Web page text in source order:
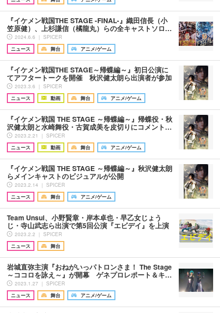
『イケメン戦国THE STAGE -FINAL-』織田信長（小
笠原健）、上杉謙信（橘龍丸）らの全キャストソロ…
2024.6.6 ｜ SPICER
ニュース
舞台 アニメ/ゲーム
『イケメン戦国THE STAGE～帰蝶編～』初日公演に
てアフタートークを開催 秋沢健太朗ら出演者が参加
2023.3.6 ｜ SPICER
ニュース
動画 舞台 アニメ/ゲーム
『イケメン戦国 THE STAGE ～帰蝶編～』帰蝶役・秋
沢健太朗と水崎舞役・古賀成美を皮切りにコメント…
2023.2.21 ｜ SPICER
ニュース
動画 舞台 アニメ/ゲーム
『イケメン戦国 THE STAGE ～帰蝶編～』秋沢健太朗
らメインキャストのビジュアルが公開
2023.2.14 ｜ SPICER
ニュース
舞台 アニメ/ゲーム
Team Unsui、小野賢章・岸本卓也・早乙女じょう
じ・寺山武志ら出演で第5回公演『エビデイ』を上演
2023.2.2 ｜ SPICER
ニュース
舞台
岩城直弥主演『おねがいっパトロンさま！ The Stage
～ココロを詠え～』が開幕 ゲネプロレポート＆キ…
2023.1.27 ｜ SPICER
ニュース
舞台 アニメ/ゲーム